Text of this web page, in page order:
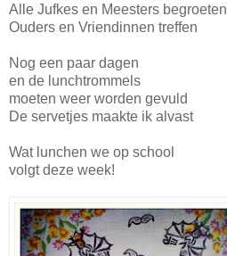
Alle Jufkes en Meesters begroeten
Ouders en Vriendinnen treffen
Nog een paar dagen
en de lunchtrommels
moeten weer worden gevuld
De servetjes maakte ik alvast
Wat lunchen we op school
volgt deze week!